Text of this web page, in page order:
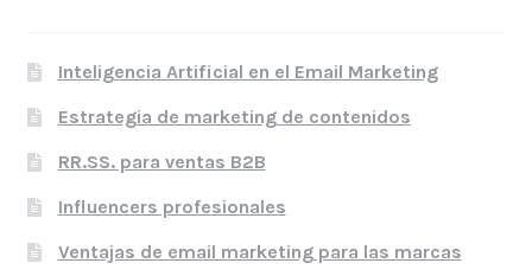
Inteligencia Artificial en el Email Marketing
Estrategia de marketing de contenidos
RR.SS. para ventas B2B
Influencers profesionales
Ventajas de email marketing para las marcas